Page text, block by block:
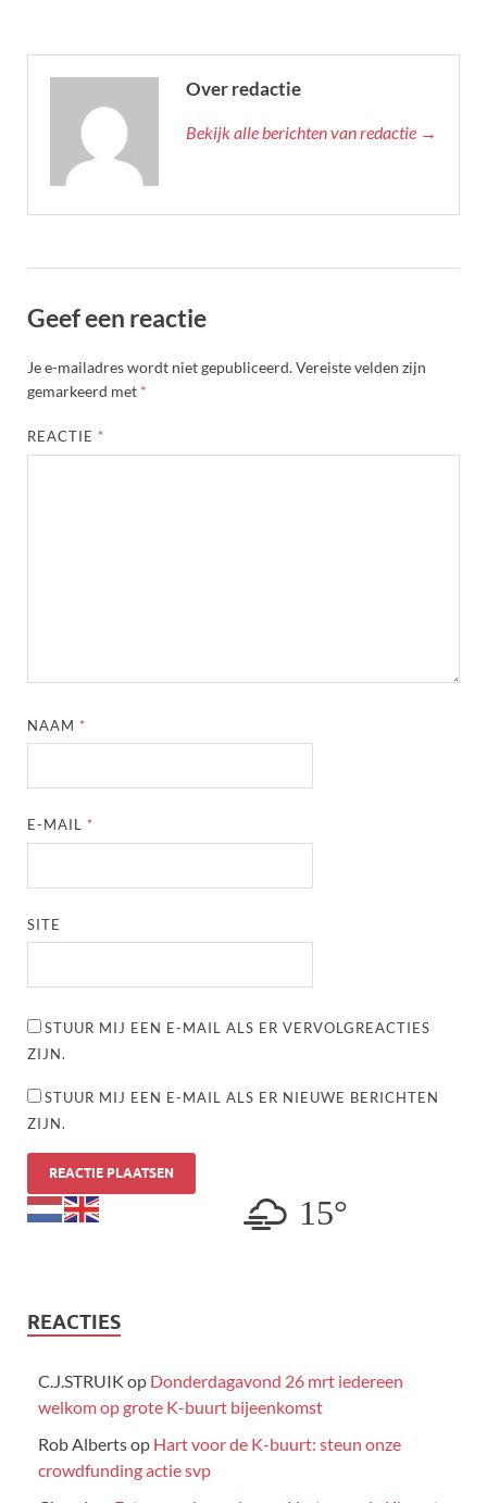
Over redactie
Bekijk alle berichten van redactie →
Geef een reactie
Je e-mailadres wordt niet gepubliceerd.Vereiste velden zijn
gemarkeerd met *
REACTIE *
NAAM *
E-MAIL *
SITE
STUUR MIJ EEN E-MAIL ALS ER VERVOLGREACTIES
ZIJN.
STUUR MIJ EEN E-MAIL ALS ER NIEUWE BERICHTEN
ZIJN.
15°
REACTIES
C.J.STRUIK op Donderdagavond 26 mrt iedereen
welkom op grote K-buurt bijeenkomst
Rob Albertsop Hart voor de K-buurt: steun onze
crowdfunding actie svp